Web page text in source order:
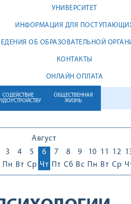
УНИВЕРСИТЕТ
ИНФОРМАЦИЯ ДЛЯ
ОБ ОБРАЗОВАТЕЛЬНОЙ
КОНТАКТЫ
ОНЛАЙН ОПЛАТА
СОДЕЙСТВИЕ
ОБЩЕСТВЕННАЯ
ЖИЗНЬ
Август
3
Пн
4
Вт
5
Ср
6
Чт
7
Пт
8
Сб
9
Вс
10
Пн
11
Вт
12
Ср